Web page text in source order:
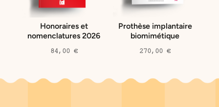
Honoraires et
nomenclatures 2026
84,00 €
Prothèse implantaire
biomimétique
270,00€